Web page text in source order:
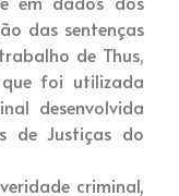
das sentenças
de Thus,
foi utilizada
desenvolvida
de Justiças do
criminal,